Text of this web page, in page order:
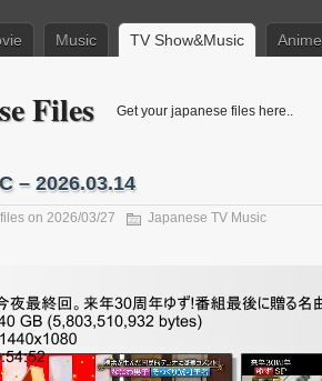
Music TV Show&Music Anime
Files Get your japanese files here..
– 2026.03.14
on 2026/03/27 Japanese TV Music